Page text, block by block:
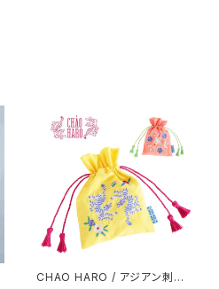
CHAO HARO / アジアン刺繍